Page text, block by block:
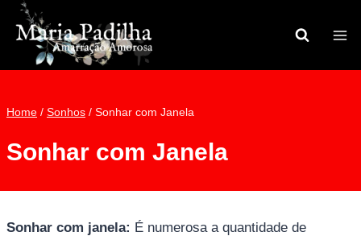
Pular
para
Conteúdo
Home / Sonhos / Sonhar com Janela
Sonhar com Janela
Sonhar com janela: É numerosa a quantidade de